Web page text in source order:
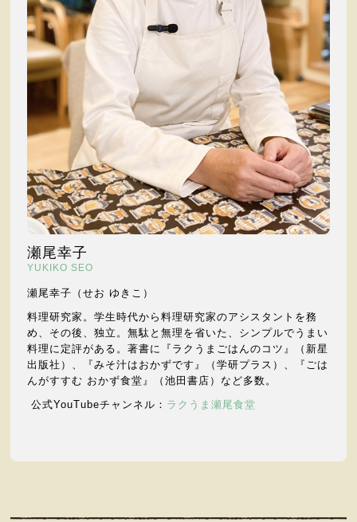
瀬尾幸子
YUKIKO SEO
瀬尾幸子（せお ゆきこ）
料理研究家。学生時代から料理研究家のアシスタントを務
め、その後、独立。無駄と無理を省いた、シンプルでうまい
料理に定評がある。著書に『ラクうまごはんのコツ』（新星
出版社）、『みそ汁はおかずです』（学研プラス）、『ごは
んがすすむ おかず食堂』（池田書店）など多数。
公式YouTubeチャンネル： ラクうま瀬尾食堂